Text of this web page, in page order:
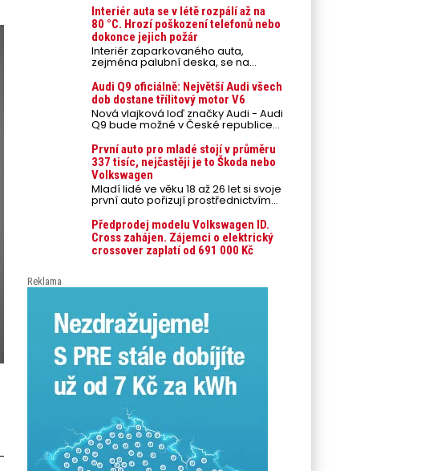
Interiér auta se v létě rozpálí až na
80 °C. Hrozí poškození telefonů nebo
dokonce jejich požár
Interiér zaparkovaného auta,
zejména palubní deska, se na
přímém slunci může během letních
veder rozpálit až na 80 °C. Takové
teploty představují nebezpečí pro
odložené mobilní telefony,
powerbanky nebo notebooky. Můžou
urychlit stárnutí baterií, poškodit
případech i zvýšit riziko požáru.
Audi Q9 oficiálně: Největší Audi všech
dob dostane třílitový motor V6
Nová vlajková loď značky Audi - Audi
Q9 bude možné v České republice
objednávat od prvního srpnového
týdne 2026, kde budou oznámeny
také české ceny.
První auto pro mladé stojí v průměru
337 tisíc, nejčastěji je to Škoda nebo
Volkswagen
Mladí lidé ve věku 18 až 26 let si svoje
první auto pořizují prostřednictvím
úvěrového financování jako ojeté. Je
to tak u 93,3 % lidí, jen 6,7 % si pořídí
nové auto. Průměrná pořizovací
cena vozu dosahuje 337 tisíc korun a
průměrná financovaná částka
posledních 10 let (2016–2026).
Předprodej modelu Volkswagen ID.
Cross zahájen. Zájemci o elektrický
crossover zaplatí od 691 000 Kč
Reklama